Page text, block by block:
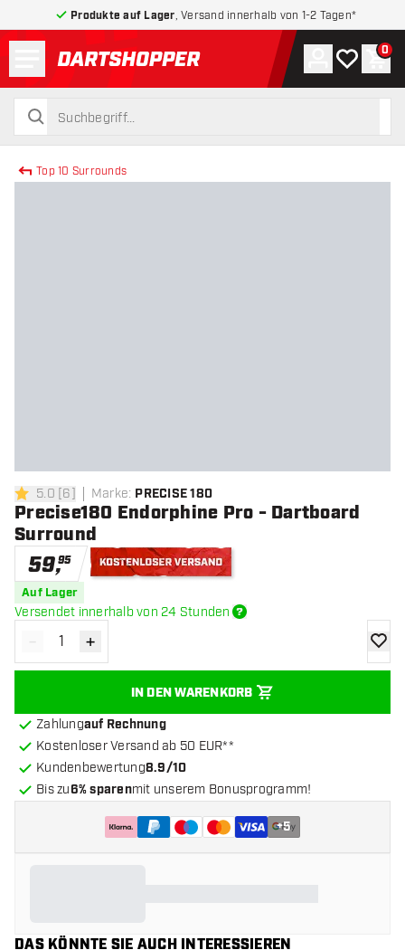
Produkte auf Lager , Versand innerhalb von 1-2 Tagen*
zurück zur Startseite
suchen
suchen
Konto
Meine 0
Top 10 Surrounds
5 Bewertungssterne
5.0 [6] Marke: PRECISE 180
Precise180 Endorphine Pro - Dartboard
Surround
59,95
Auf Lager
Versendet innerhalb von 24 Stunden
Menge verringern
- Menge erhöhen
+
IN DEN WARENKORB
Zur
Zahlungauf Rechnung
Kostenloser Versand ab 50 EUR**
Kundenbewertung8.9/10
Bis zu6% sparenmit unserem Bonusprogramm!
+5
DAS KÖNNTE SIE AUCH INTERESSIEREN